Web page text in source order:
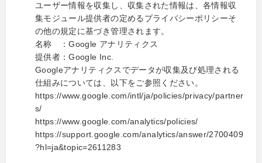
ユーザー情報を収集し、収集された情報は、各情報収
集モジュール提供者の定めるプライバシーポリシーそ
の他の規定に基づき管理されます。
名称 ：Google アナリティクス
提供者：Google Inc.
Googleアナリティクスでデータが収集及び処理される
仕組みについては、以下をご参照ください。
https://www.google.com/intl/ja/policies/privacy/partner
s/
https://www.google.com/analytics/policies/
https://support.google.com/analytics/answer/2700409
?hl=ja&topic=2611283